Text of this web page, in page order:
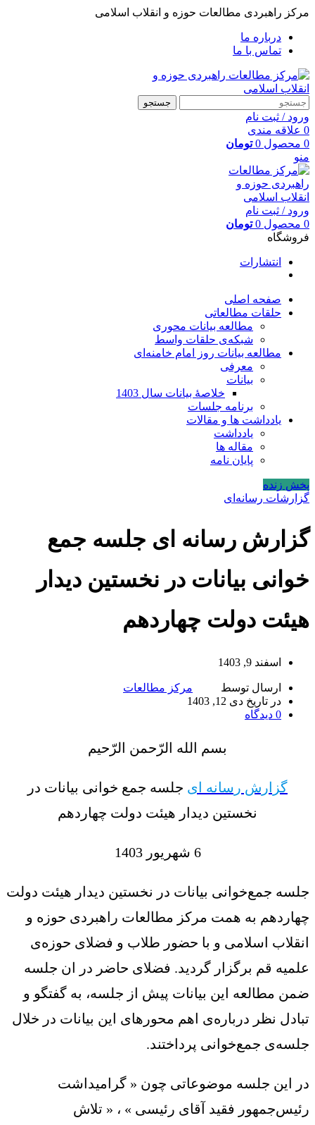
مرکز راهبردی مطالعات حوزه و انقلاب اسلامی
درباره ما
تماس با ما
جستجو
ورود / ثبت نام
0 علاقه مندی
0 محصول 0 تومان
منو
ورود / ثبت نام
0 محصول 0 تومان
فروشگاه
انتشارات
صفحه اصلی
حلقات مطالعاتی
مطالعه بیانات محوری
شبکه‌ی حلقات واسط
مطالعه بیانات روز امام خامنه‌ای
معرفی
بیانات
خلاصۀ بیانات سال 1403
برنامه جلسات
یادداشت ها و مقالات
یادداشت
مقاله ها
پایان نامه
پخش زنده
گزارشات رسانه‌ای
گزارش رسانه ای جلسه جمع
خوانی بیانات در نخستین دیدار
هیئت دولت چهاردهم
اسفند 9, 1403
ارسال توسط
مرکز مطالعات
در تاریخ دی 12, 1403
0 دیدگاه
بسم الله الرّحمن الرّحیم
گزارش رسانه ای جلسه جمع خوانی بیانات در
نخستین دیدار هیئت دولت چهاردهم
6 شهریور 1403
جلسه جمع‌خوانی بیانات در نخستین دیدار هیئت دولت
چهاردهم به همت مرکز مطالعات راهبردی حوزه و
انقلاب اسلامی و با حضور طلاب و فضلای حوزه‌ی
علمیه قم برگزار گردید. فضلای حاضر در ان جلسه
ضمن مطالعه این بیانات پیش از جلسه، به گفتگو و
تبادل نظر درباره‌ی اهم محور‌های این بیانات در خلال
جلسه‌ی جمع‌خوانی پرداختند.
در این جلسه موضوعاتی چون « گرامیداشت
رئیس‌جمهور فقید آقای رئیسی » ، « تلاش